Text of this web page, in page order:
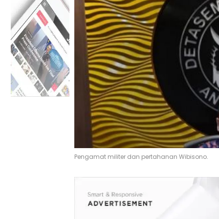
Pengamat militer dan pertahanan Wibisono.